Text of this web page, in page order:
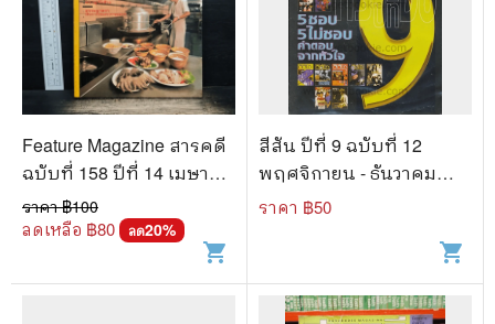
Feature Magazine สารคดี
ฉบับที่ 158 ปีที่ 14 เมษายน
2541 ยาบำรุงทางเพศ
ราคา ฿100
ลดเหลือ ฿80 ลด20%
shopping_cart
สีสัน ปีที่ 9 ฉบับที่ 12
พฤศจิกายน - ธันวาคม
2540
ราคา ฿50
shopping_cart